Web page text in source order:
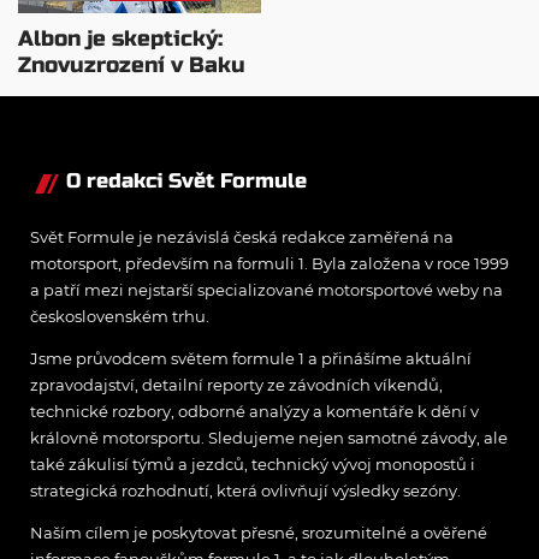
Albon je skeptický:
Znovuzrození v Baku
nepovažuje za reálne
O redakci Svět Formule
Svět Formule je nezávislá česká redakce zaměřená na
motorsport, především na formuli 1. Byla založena v roce 1999
a patří mezi nejstarší specializované motorsportové weby na
československém trhu.
Jsme průvodcem světem formule 1 a přinášíme aktuální
zpravodajství, detailní reporty ze závodních víkendů,
technické rozbory, odborné analýzy a komentáře k dění v
královně motorsportu. Sledujeme nejen samotné závody, ale
také zákulisí týmů a jezdců, technický vývoj monopostů i
strategická rozhodnutí, která ovlivňují výsledky sezóny.
Naším cílem je poskytovat přesné, srozumitelné a ověřené